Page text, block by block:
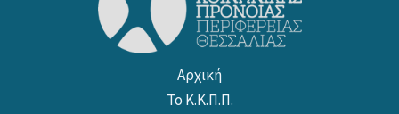
Αρχική
Το Κ.Κ.Π.Π.